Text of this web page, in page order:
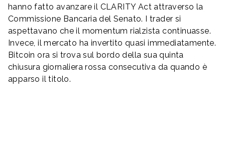
hanno fatto avanzare il CLARITY Act attraverso la
Commissione Bancaria del Senato. I trader si
aspettavano che il momentum rialzista continuasse.
Invece, il mercato ha invertito quasi immediatamente.
Bitcoin ora si trova sul bordo della sua quinta
chiusura giornaliera rossa consecutiva da quando è
apparso il titolo.